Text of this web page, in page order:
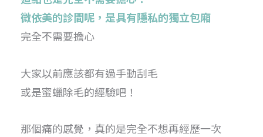
微依美的診間呢，是具有隱私的獨立包廂
完全不需要擔心
大家以前應該都有過手動刮毛
或是蜜蠟除毛的經驗吧！
那個痛的感覺，真的是完全不想再經歷一次